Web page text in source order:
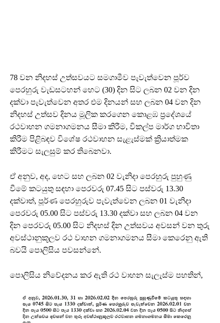
78 වන නිදහස් උත්සවයට සමගාමීව පැවැත්වෙන පූර්ව
පෙරහුරු වැඩසටහන් හෙට (30) දින සිට ලබන 02 වන දින
දක්වා පැවැත්වෙන අතර එම දිනයන් සහ ලබන 04 වන දින
නිදහස් උත්සව දිනය මූලික කරගෙන කොළඹ ප්‍රදේශයේ
රථවාහන ගමනාගමනය සීමා කිරීම, විකල්ප මාර්ග භාවිතා
කිරීම පිළිබඳව විශේෂ රථවාහන සැළැස්මක් ක්‍රියාත්මක
කිරීමට සැලසුම් කර තිබෙනවා.
ඒ අනුව, අද, හෙට සහ ලබන 02 වැනිදා පෙරහුරු පුහුණු
වීමේ කටයුතු සඳහා පෙරවරු 07.45 සිට පස්වරු 13.30
දක්වාත්, පූර්ණ පෙරහුරුව පැවැත්වෙන ලබන 01 වැනිදා
පෙරවරු 05.00 සිට පස්වරු 13.30 දක්වා සහ ලබන 04 වන
දින පෙරවරු 05.00 සිට නිදහස් දින උත්සවය අවසන් වන තුරු
අවස්ථානුකූලව රථ වාහන ගමනාගමනය සීමා කෙරෙනු ඇති
බවයි පොලිසිය පවසන්නේ.
පොලිසිය නිවේදනය කර ඇති රථ වාහන සැලැස්ම පහතින්,